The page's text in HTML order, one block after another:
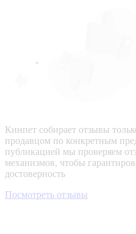
Кинпет собирает отзывы
продавцом по конкретным
публикацией мы проверяем
механизмов, чтобы
достоверность
Посмотреть отзывы